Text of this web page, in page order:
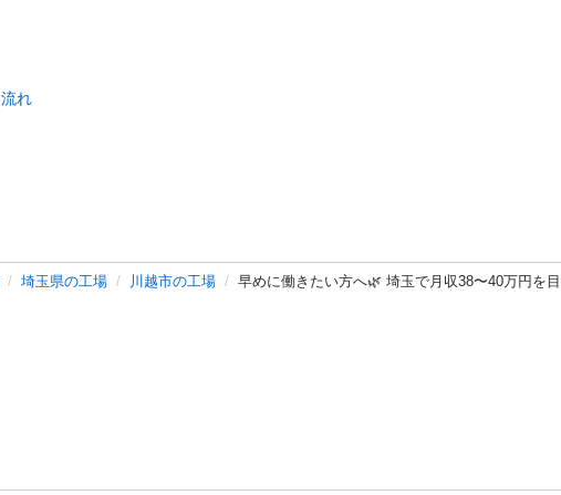
流れ
埼玉県の工場 川越市の工場 早めに働きたい方へ🌿 埼玉で月収38〜40万円を